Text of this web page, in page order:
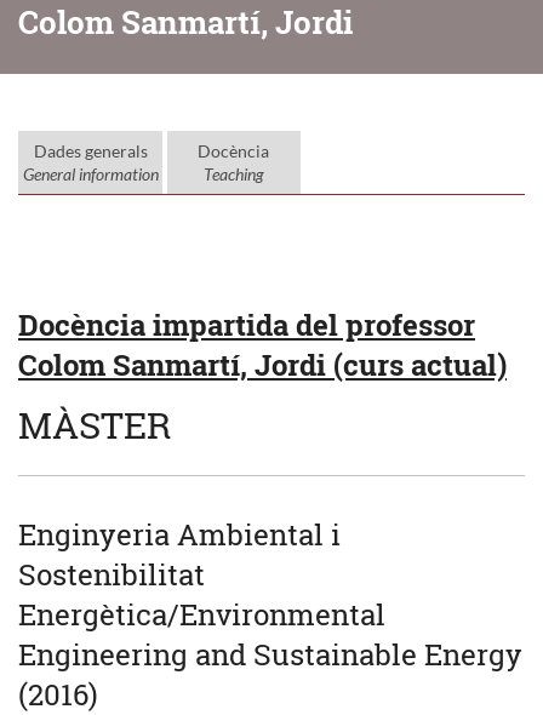
Colom Sanmartí, Jordi
Dades generals
General information
Docència
Teaching
Docència impartida del professor
Colom Sanmartí, Jordi (curs actual)
MÀSTER
Enginyeria Ambiental i
Sostenibilitat
Energètica/Environmental
Engineering and Sustainable Energy
(2016)